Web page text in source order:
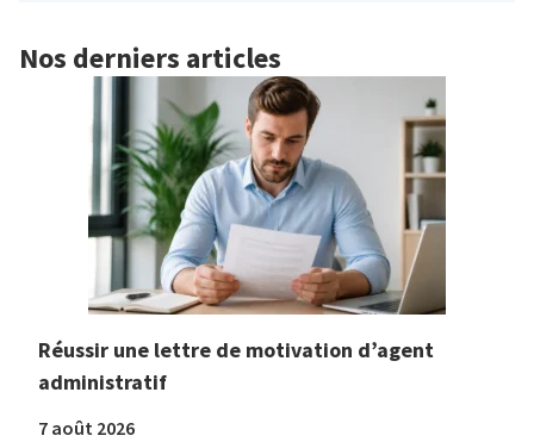
Nos derniers articles
Réussir une lettre de motivation d’agent
administratif
7 août 2026